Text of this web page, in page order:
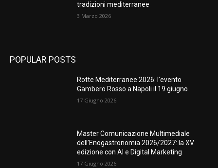
tradizioni mediterranee
3 Marzo 2026
POPULAR POSTS
Rotte Mediterranee 2026: l’evento
Gambero Rosso a Napoli il 19 giugno
17 Giugno 2026
Master Comunicazione Multimediale
dell’Enogastronomia 2026/2027: la XV
edizione con AI e Digital Marketing
17 Giugno 2026